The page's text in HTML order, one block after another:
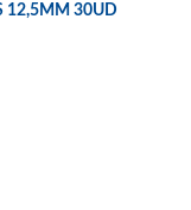
12,5MM 30UD